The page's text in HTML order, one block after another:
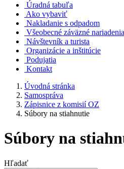
Úradná tabuľa
Ako vybaviť
Nakladanie s odpadom
Všeobecné záväzné nariadenia
Návštevník a turista
Organizácie a inštitúcie
Podujatia
Kontakt
Úvodná stránka
Samospráva
Zápisnice z komisií OZ
Súbory na stiahnutie
Súbory na
Hľadať